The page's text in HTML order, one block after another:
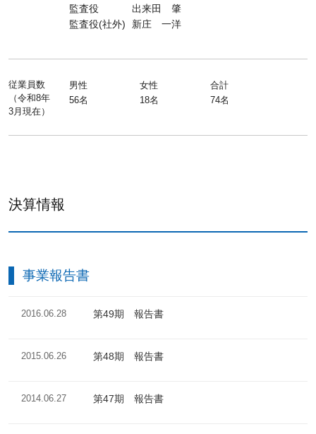
監査役
出来田 肇
監査役(社外)
新庄 一洋
従業員数
（令和8年
3月現在）
男性 女性
合計
56名
18名 74名
決算情報
事業報告書
2016.06.28 第49期 報告書
2015.06.26 第48期 報告書
2014.06.27 第47期 報告書